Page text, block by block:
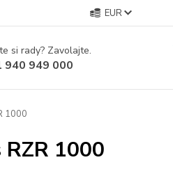
EUR
si rady? Zavolajte.
940 949 000
1000
1000